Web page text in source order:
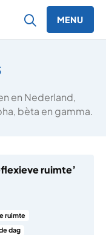
MENU
en Nederland,
bèta en gamma.
ruimte’
ruimte
dag